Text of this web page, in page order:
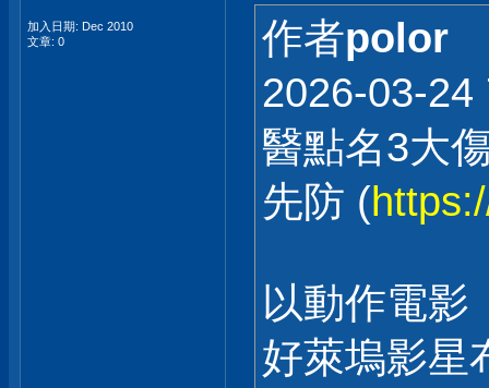
加入日期: Dec 2010
文章: 0
作者polor
2026-03-24
醫點名3大
先防 (
以動作電影
好萊塢影星